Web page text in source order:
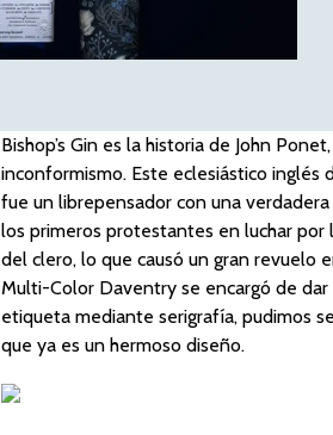
Bishop’s Gin es la historia de John
inconformismo. Este eclesiástico inglés
fue un librepensador con una
los primeros protestantes en luchar
del clero, lo que causó un gran revuelo
Multi-Color Daventry se encargó de
etiqueta mediante serigrafía, pudimos
que ya es un hermoso diseño.